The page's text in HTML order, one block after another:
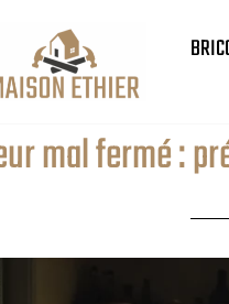
mal fermé :